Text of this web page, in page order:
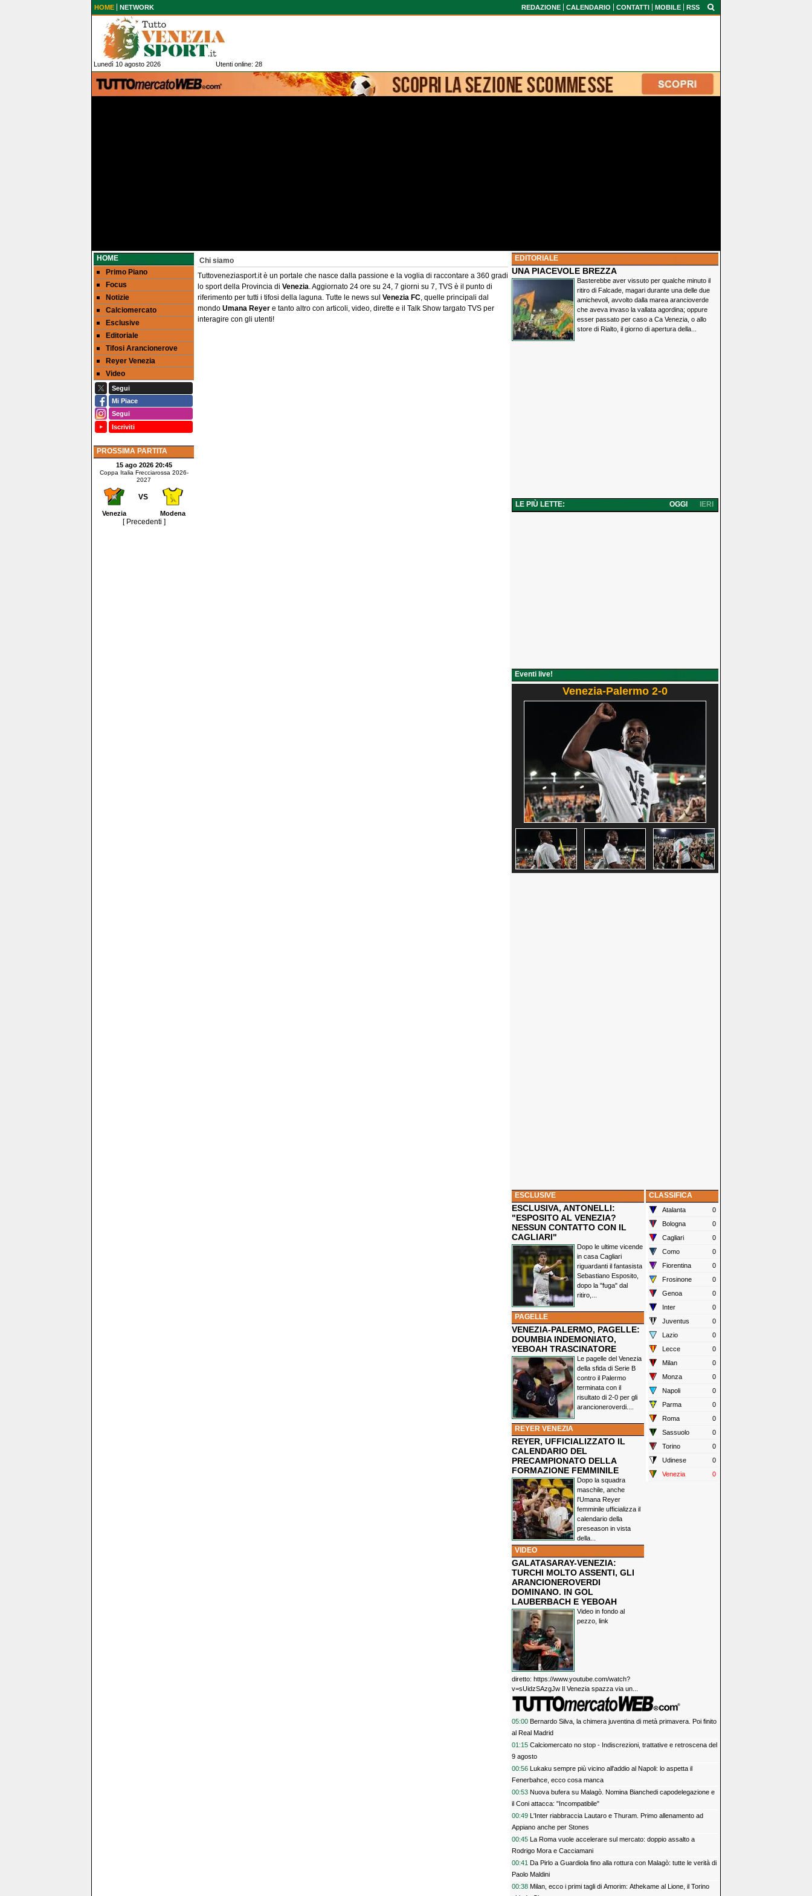
HOME NETWORK REDAZIONE CALENDARIO CONTATTI MOBILE RSS
Lunedì 10 agosto 2026 Utenti online: 28
HOME
Primo Piano
Focus
Notizie
Calciomercato
Esclusive
Editoriale
Tifosi Arancionerove
Reyer Venezia
Video
Segui
Mi Piace
Segui
Iscriviti
PROSSIMA PARTITA
15 ago 2026 20:45
Coppa Italia Frecciarossa 2026-
2027
VS
Venezia Modena
[ Precedenti ]
Chi siamo
Tuttoveneziasport.it è un portale che nasce dalla passione e la voglia di raccontare a 360 gradi
lo sport della Provincia di Venezia. Aggiornato 24 ore su 24, 7 giorni su 7, TVS è il punto di
riferimento per tutti i tifosi della laguna. Tutte le news sul Venezia FC, quelle principali dal
mondo Umana Reyer e tanto altro con articoli, video, dirette e il Talk Show targato TVS per
interagire con gli utenti!
EDITORIALE
UNA PIACEVOLE BREZZA
Basterebbe aver vissuto per qualche minuto il
ritiro di Falcade, magari durante una delle due
amichevoli, avvolto dalla marea arancioverde
che aveva invaso la vallata agordina; oppure
esser passato per caso a Ca Venezia, o allo
store di Rialto, il giorno di apertura della...
LE PIÙ LETTE: IERI
OGGI
Eventi live!
Venezia-Palermo 2-0
ESCLUSIVE
ESCLUSIVA, ANTONELLI:
"ESPOSITO AL VENEZIA?
NESSUN CONTATTO CON IL
CAGLIARI"
Dopo le ultime vicende
in casa Cagliari
riguardanti il fantasista
Sebastiano Esposito,
dopo la "fuga" dal
ritiro,...
PAGELLE
VENEZIA-PALERMO, PAGELLE:
DOUMBIA INDEMONIATO,
YEBOAH TRASCINATORE
Le pagelle del Venezia
della sfida di Serie B
contro il Palermo
terminata con il
risultato di 2-0 per gli
arancioneroverdi....
REYER VENEZIA
REYER, UFFICIALIZZATO IL
CALENDARIO DEL
PRECAMPIONATO DELLA
FORMAZIONE FEMMINILE
Dopo la squadra
maschile, anche
l'Umana Reyer
femminile ufficializza il
calendario della
preseason in vista
della...
VIDEO
GALATASARAY-VENEZIA:
TURCHI MOLTO ASSENTI, GLI
ARANCIONEROVERDI
DOMINANO. IN GOL
LAUBERBACH E YEBOAH
Video in fondo al
pezzo, link
diretto: https://www.youtube.com/watch?
v=sUidzSAzgJw Il Venezia spazza via un...
CLASSIFICA
Atalanta
0
Bologna
0
Cagliari
0
Como
0
Fiorentina
0
Frosinone
0
Genoa
0
Inter
0
Juventus
0
Lazio
0
Lecce
0
Milan
0
Monza
0
Napoli
0
Parma
0
Roma
0
Sassuolo
0
Torino
0
Udinese
0
Venezia
0
05:00 Bernardo Silva, la chimera juventina di metà primavera. Poi finito
al Real Madrid
01:15 Calciomercato no stop - Indiscrezioni, trattative e retroscena del
9 agosto
00:56 Lukaku sempre più vicino all'addio al Napoli: lo aspetta il
Fenerbahce, ecco cosa manca
00:53 Nuova bufera su Malagò. Nomina Bianchedi capodelegazione e
il Coni attacca: "Incompatibile"
00:49 L'Inter riabbraccia Lautaro e Thuram. Primo allenamento ad
Appiano anche per Stones
00:45 La Roma vuole accelerare sul mercato: doppio assalto a
Rodrigo Mora e Cacciamani
00:41 Da Pirlo a Guardiola fino alla rottura con Malagò: tutte le verità di
Paolo Maldini
00:38 Milan, ecco i primi tagli di Amorim: Athekame al Lione, il Torino